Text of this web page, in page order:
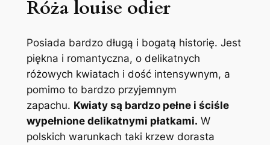
Róża louise odier
Posiada bardzo długą i bogatą historię. Jest
piękna i romantyczna, o delikatnych
różowych kwiatach i dość intensywnym, a
pomimo to bardzo przyjemnym
zapachu. Kwiaty są bardzo pełne i ściśle
wypełnione delikatnymi płatkami. W
polskich warunkach taki krzew dorasta